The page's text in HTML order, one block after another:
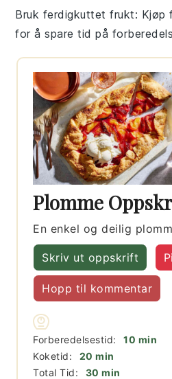
Bruk ferdigkuttet frukt: Kjøp
for å spare tid på
Plomme
En enkel og deilig
Skriv ut oppskrift
Hopp til kommentar
Forberedelsestid: 10 minutter
min
Koketid:
20 minutter
min
Total Tid:
30 minutter
min